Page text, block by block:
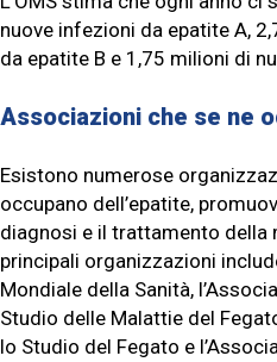
nuove infezioni da epatite A,
da epatite B e 1,75 milioni di
Associazioni che se ne
Esistono numerose
occupano dell’epatite,
diagnosi e il trattamento della
principali organizzazioni
Mondiale della Sanità,
Studio delle Malattie del
lo Studio del Fegato e